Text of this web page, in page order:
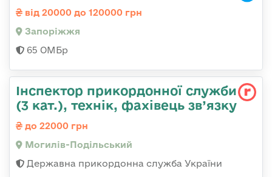
від 20000 до 120000 грн
Запоріжжя
65 ОМБр
Інспектор прикордонної служби
(3 кат.), технік, фахівець зв’язку
до 22000 грн
Могилів-Подільський
Державна прикордонна служба України